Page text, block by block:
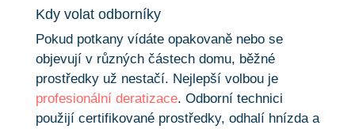
Kdy volat odborníky
Pokud potkany vídáte opakovaně nebo se
objevují v různých částech domu, běžné
prostředky už nestačí. Nejlepší volbou je
profesionální deratizace. Odborní technici
použijí certifikované prostředky, odhalí hnízda a